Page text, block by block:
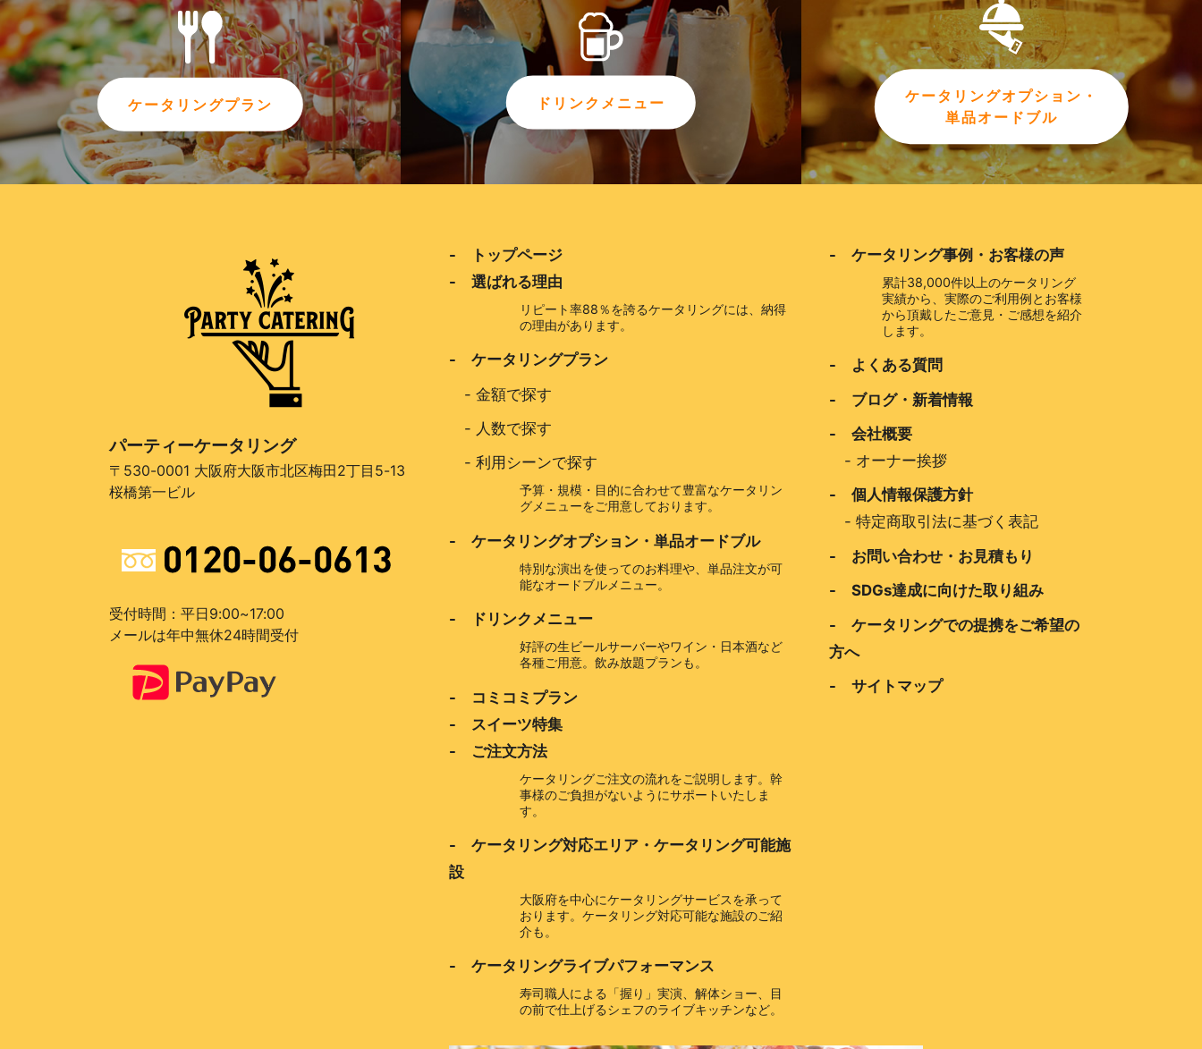
ケータリングプラン ドリンクメニュー
ケータリングオプション・
単品オードブル
パーティーケータリング
〒530-0001 大阪府大阪市北区梅田2丁目5-13
桜橋第一ビル
受付時間：平日9:00~17:00
メールは年中無休24時間受付
- トップページ
- 選ばれる理由
リピート率88％を誇るケータリングには、納得
の理由があります。
- ケータリングプラン
- 金額で探す
- 人数で探す
- 利用シーンで探す
予算・規模・目的に合わせて豊富なケータリン
グメニューをご用意しております。
- ケータリングオプション・単品オードブル
特別な演出を使ってのお料理や、単品注文が可
能なオードブルメニュー。
- ドリンクメニュー
好評の生ビールサーバーやワイン・日本酒など
各種ご用意。飲み放題プランも。
- コミコミプラン
- スイーツ特集
- ご注文方法
ケータリングご注文の流れをご説明します。幹
事様のご負担がないようにサポートいたしま
す。
- ケータリング対応エリア・ケータリング可能施
設
大阪府を中心にケータリングサービスを承って
おります。ケータリング対応可能な施設のご紹
介も。
- ケータリングライブパフォーマンス
寿司職人による「握り」実演、解体ショー、目
の前で仕上げるシェフのライブキッチンなど。
- ケータリング事例・お客様の声
累計38,000件以上のケータリング
実績から、実際のご利用例とお客様
から頂戴したご意見・ご感想を紹介
します。
- よくある質問
- ブログ・新着情報
- 会社概要
- オーナー挨拶
- 個人情報保護方針
- 特定商取引法に基づく表記
- お問い合わせ・お見積もり
- SDGs達成に向けた取り組み
- ケータリングでの提携をご希望の
方へ
- サイトマップ